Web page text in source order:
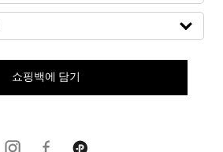
쇼핑백에 담기